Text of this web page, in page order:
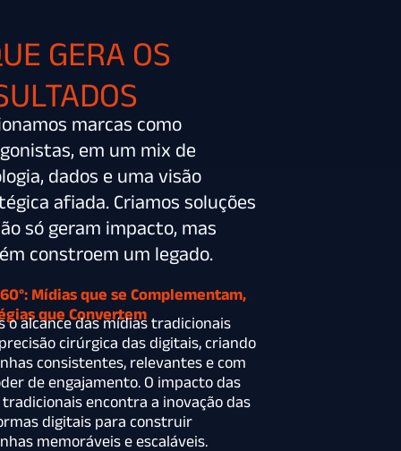
GERA OS
marcas como
em um mix de
dados e uma visão
afiada. Criamos soluções
só geram impacto, mas
constroem um legado.
Mídias que se Complementam,
que Convertem
o alcance das mídias tradicionais
cirúrgica das digitais, criando
consistentes, relevantes e com
de engajamento. O impacto das
encontra a inovação das
digitais para construir
memoráveis e escaláveis.